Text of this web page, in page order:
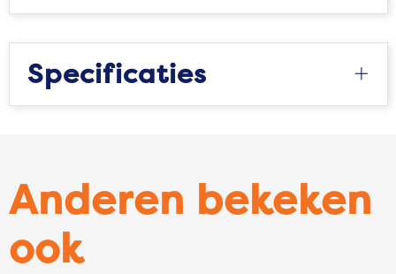
Specificaties
Anderen bekeken
ook